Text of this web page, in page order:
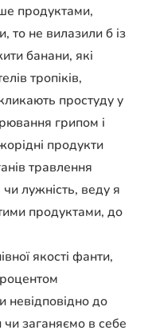
продуктами,
то не вилазили б із
банани, які
тропіків,
простуду у
грипом і
продукти
травлення
чи лужність, веду я
продуктами, до
якості фанти,
невідповідно до
заганяємо в себе